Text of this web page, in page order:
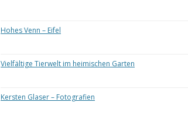
Hohes Venn – Eifel
Vielfältige Tierwelt im heimischen Garten
Kersten Glaser – Fotografien